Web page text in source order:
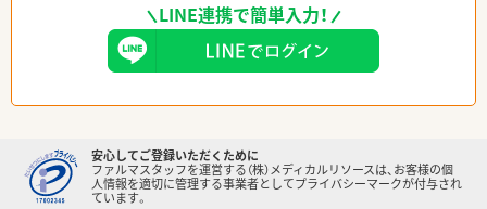
LINE連携で簡単入力！
安心してご登録いただくために
ファルマスタッフを運営する（株）メディカルリソースは、お客様の個
人情報を適切に管理する事業者としてプライバシーマークが付与され
ています。